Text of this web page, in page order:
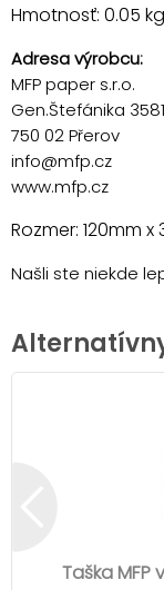
Hmotnosť: 0.05 kg
Adresa výrobcu:
MFP paper s.r.o.
Gen.Štefánika
750 02 Přerov
info@mfp.cz
www.mfp.cz
Rozmer: 120mm x
Našli ste niekde
Taška MFP